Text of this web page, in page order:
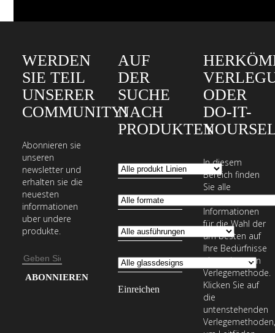
WERDEN
SIE TEIL
UNSERER
COMMUNITY!
Abonnieren sie
unseren
newsletter und
erhalten sie die
neuesten
informationen
uber undere
produkte.
E-
Mail-
Geben
AUF
DER
SUCHE
NACH
PRODUKTEN
ODER
DO-IT-
In diesem
Bereich finden
Sie alle
Informationen
für die Wahl der
am besten auf
Ihre Bedürfnisse
abgestimmten
Verlegemethode.
Klicken Sie auf
die
untenstehenden
Verlegemethoden,